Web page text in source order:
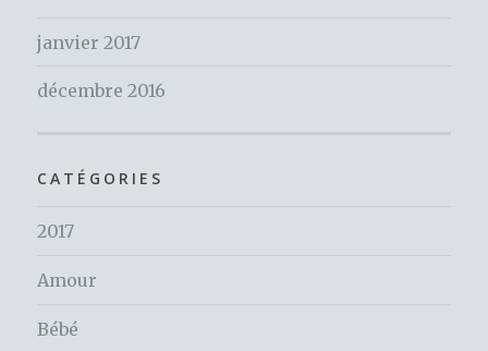
janvier 2017
décembre 2016
CATÉGORIES
2017
Amour
Bébé